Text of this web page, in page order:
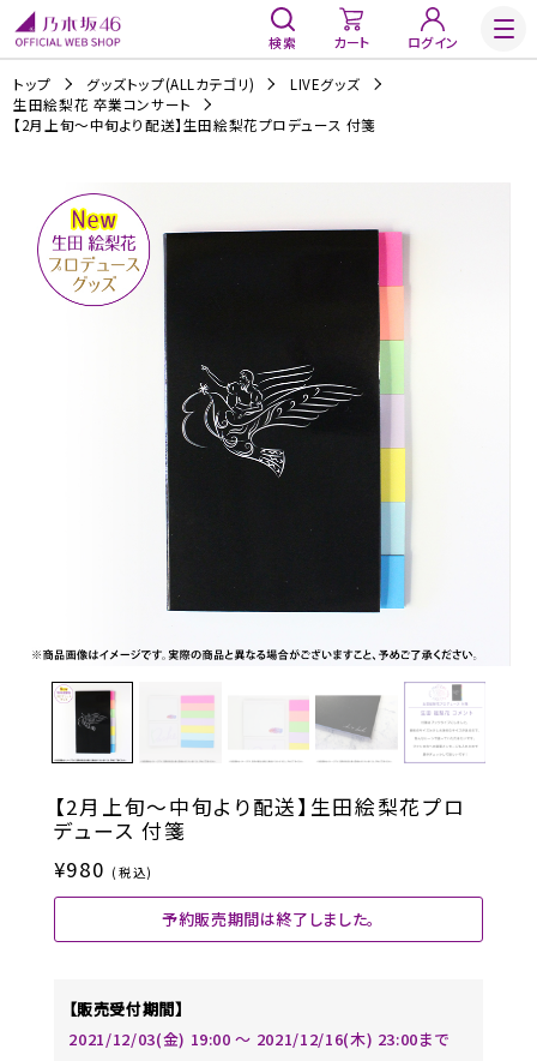
検索 カート ログイン
トップ グッズトップ(ALLカテゴリ)
LIVEグッズ
生田絵梨花 卒業コンサート
【2月上旬～中旬より配送】生田絵梨花プロデュース 付箋
【2月上旬～中旬より配送】生田絵梨花プロ
デュース 付箋
¥980 (税込)
予約販売期間は終了しました。
【販売受付期間】
2021/12/03(金) 19:00 〜 2021/12/16(木) 23:00まで